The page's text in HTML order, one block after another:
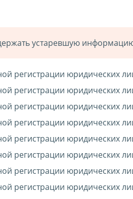
устаревшую
регистрации юридических
регистрации юридических
регистрации юридических
регистрации юридических
регистрации юридических
регистрации юридических
регистрации юридических
регистрации юридических